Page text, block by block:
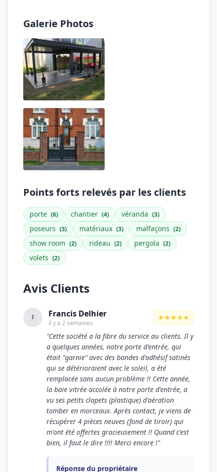
Galerie Photos
Points forts relevés par les clients
porte (6) chantier (4) véranda (3)
poseurs (3) matériaux (3) malfaçons (2)
show room (2) rideau (2) pergola (2)
volets (2)
Avis Clients
F Francis Delhier
il y a 2 semaines
★★★★★
"Cette société a la fibre du service au clients. Il y
a quelques années, notre porte d'entrée, qui
était "garnie" avec des bandes d'adhésif satinés
qui se détérioraient avec le soleil, a été
remplacée sans aucun problème !! Cette année,
la baie vitrée accolée à notre porte d'entrée, a
vu ses petits clapets (plastique) d'aération
tomber en morceaux. Après contact, je viens de
récupérer 4 pièces neuves (fond de tiroir) qui
m'ont été offertes gracieusement !! Quand c'est
bien, il faut le dire !!!! Merci encore !"
Réponse du propriétaire